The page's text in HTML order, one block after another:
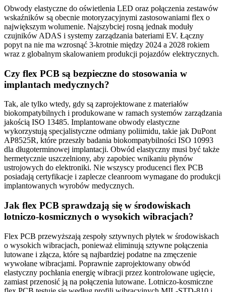
Obwody elastyczne do oświetlenia LED oraz połączenia zestawów
wskaźników są obecnie motoryzacyjnymi zastosowaniami flex o
największym wolumenie. Najszybciej rosną jednak moduły
czujników ADAS i systemy zarządzania bateriami EV. Łączny
popyt na nie ma wzrosnąć 3-krotnie między 2024 a 2028 rokiem
wraz z globalnym skalowaniem produkcji pojazdów elektrycznych.
Czy flex PCB są bezpieczne do stosowania w
implantach medycznych?
Tak, ale tylko wtedy, gdy są zaprojektowane z materiałów
biokompatybilnych i produkowane w ramach systemów zarządzania
jakością ISO 13485. Implantowane obwody elastyczne
wykorzystują specjalistyczne odmiany poliimidu, takie jak DuPont
AP8525R, które przeszły badania biokompatybilności ISO 10993
dla długoterminowej implantacji. Obwód elastyczny musi być także
hermetycznie uszczelniony, aby zapobiec wnikaniu płynów
ustrojowych do elektroniki. Nie wszyscy producenci flex PCB
posiadają certyfikacje i zaplecze cleanroom wymagane do produkcji
implantowanych wyrobów medycznych.
Jak flex PCB sprawdzają się w środowiskach
lotniczo-kosmicznych o wysokich wibracjach?
Flex PCB przewyższają zespoły sztywnych płytek w środowiskach
o wysokich wibracjach, ponieważ eliminują sztywne połączenia
lutowane i złącza, które są najbardziej podatne na zmęczenie
wywołane wibracjami. Poprawnie zaprojektowany obwód
elastyczny pochłania energię wibracji przez kontrolowane ugięcie,
zamiast przenosić ją na połączenia lutowane. Lotniczo-kosmiczne